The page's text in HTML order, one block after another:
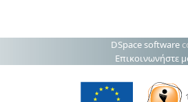
DSpace software
Επικοινωνήστε